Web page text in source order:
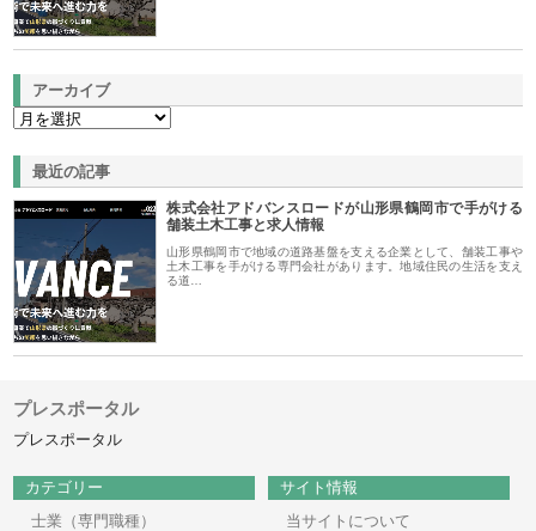
アーカイブ
最近の記事
株式会社アドバンスロードが山形県鶴岡市で手がける
舗装土木工事と求人情報
山形県鶴岡市で地域の道路基盤を支える企業として、舗装工事や
土木工事を手がける専門会社があります。地域住民の生活を支え
る道…
プレスポータル
プレスポータル
カテゴリー
士業（専門職種）
サイト情報
当サイトについて